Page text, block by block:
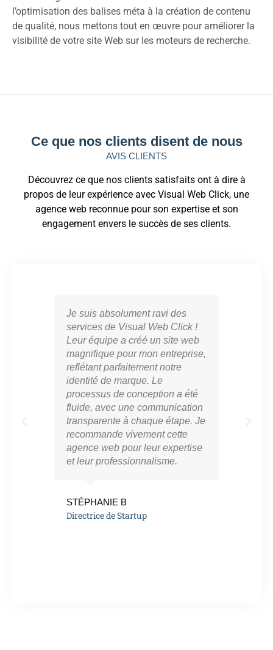
l’optimisation des balises méta à la création de contenu
de qualité, nous mettons tout en œuvre pour améliorer la
visibilité de votre site Web sur les moteurs de recherche.
Je suis absolument ravi des
services de Visual Web Click !
Leur équipe a créé un site web
magnifique pour mon entreprise,
reflétant parfaitement notre
identité de marque. Le
processus de conception a été
fluide, avec une communication
transparente à chaque étape. Je
recommande vivement cette
agence web pour leur expertise
et leur professionnalisme.
STÉPHANIE B
Directrice de Startup
Ce que nos clients disent de nous
AVIS CLIENTS
Découvrez ce que nos clients satisfaits ont à dire à
propos de leur expérience avec Visual Web Click, une
agence web reconnue pour son expertise et son
engagement envers le succès de ses clients.